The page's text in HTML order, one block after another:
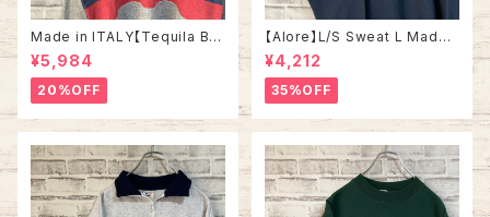
Made in ITALY【Tequila Bo
om】L/S Sweat/Trainer XL 9
0s ハーフジップスウェット トレ
ーナー マルチカラー レーシング
イタリア製 Euro ユーロ 古着
¥5,984
20%OFF
【Alore】L/S Sweat L Made i
n USA 90s 社交クラブ プロモ
ーション スウェット トレーナー
USA製 vintage ヴィンテージ
アメリカ USA 古着
¥4,212
35%OFF